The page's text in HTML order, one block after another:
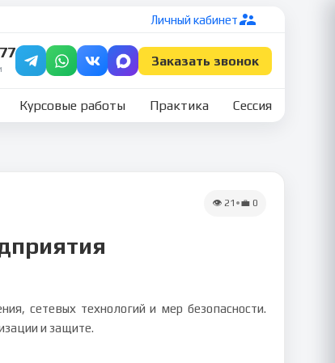
Личный кабинет
Заказать звонок
Курсовые работы Практика Сессия
👁 21 •💼 0
сетевых технологий и мер безопасности.
и защите.